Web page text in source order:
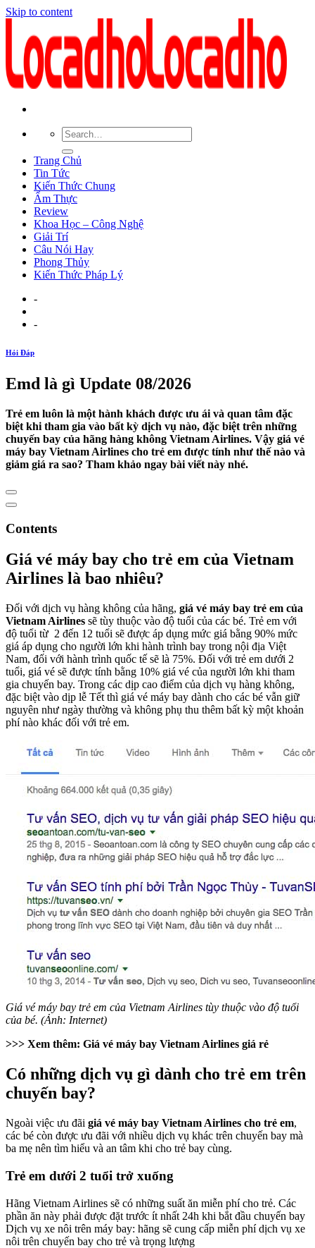
Skip to content
Trang Chủ
Tin Tức
Kiến Thức Chung
Ẩm Thực
Review
Khoa Học – Công Nghệ
Giải Trí
Câu Nói Hay
Phong Thủy
Kiến Thức Pháp Lý
-
-
Hỏi Đáp
Emd là gì Update 08/2026
Trẻ em luôn là một hành khách được ưu ái và quan tâm đặc
biệt khi tham gia vào bất kỳ dịch vụ nào, đặc biệt trên những
chuyến bay của hãng hàng không Vietnam Airlines. Vậy giá vé
máy bay Vietnam Airlines cho trẻ em được tính như thế nào và
giảm giá ra sao? Tham khảo ngay bài viết này nhé.
Contents
Giá vé máy bay cho trẻ em của Vietnam
Airlines là bao nhiêu?
Đối với dịch vụ hàng không của hãng, giá vé máy bay trẻ em của
Vietnam Airlines sẽ tùy thuộc vào độ tuổi của các bé. Trẻ em với
độ tuổi từ 2 đến 12 tuổi sẽ được áp dụng mức giá bằng 90% mức
giá áp dụng cho người lớn khi hành trình bay trong nội địa Việt
Nam, đối với hành trình quốc tế sẽ là 75%. Đối với trẻ em dưới 2
tuổi, giá vé sẽ được tính bằng 10% giá vé của người lớn khi tham
gia chuyến bay. Trong các dịp cao điểm của dịch vụ hàng không,
đặc biệt vào dịp lễ Tết thì giá vé máy bay dành cho các bé vẫn giữ
nguyên như ngày thường và không phụ thu thêm bất kỳ một khoản
phí nào khác đối với trẻ em.
Giá vé máy bay trẻ em của Vietnam Airlines tùy thuộc vào độ tuổi
của bé. (Ảnh: Internet)
>>> Xem thêm: Giá vé máy bay Vietnam Airlines giá rẻ
Có những dịch vụ gì dành cho trẻ em trên
chuyến bay?
Ngoài việc ưu đãi giá vé máy bay Vietnam Airlines cho trẻ em,
các bé còn được ưu đãi với nhiều dịch vụ khác trên chuyến bay mà
ba mẹ nên tìm hiểu và an tâm khi cho trẻ bay cùng.
Trẻ em dưới 2 tuổi trở xuống
Hãng Vietnam Airlines sẽ có những suất ăn miễn phí cho trẻ. Các
phần ăn này phải được đặt trước ít nhất 24h khi bắt đầu chuyến bay
Dịch vụ xe nôi trên máy bay: hãng sẽ cung cấp miễn phí dịch vụ xe
nôi trên chuyến bay cho trẻ và trọng lượng